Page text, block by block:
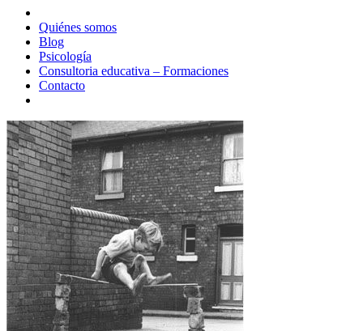
Quiénes somos
Blog
Psicología
Consultoria educativa – Formaciones
Contacto